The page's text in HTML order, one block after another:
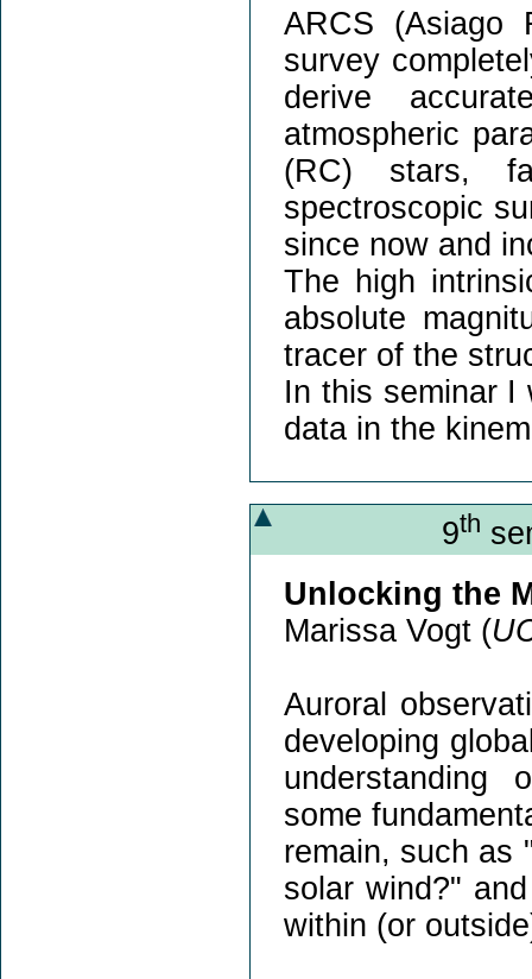
ARCS (Asiago
survey
derive
atmospheric
(RC) stars,
spectroscopic
since now and
The high
absolute
tracer of the
In this seminar I
data in the
9th
Unlocking the
Marissa Vogt (
Auroral
developing
understanding
some
remain, such as
solar wind?"
within (or